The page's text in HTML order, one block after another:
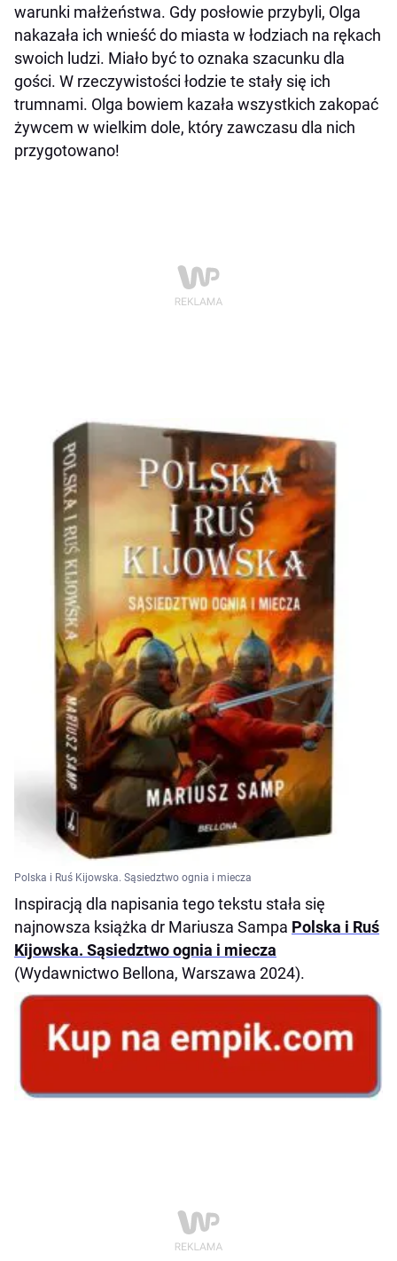
warunki małżeństwa. Gdy posłowie przybyli, Olga
nakazała ich wnieść do miasta w łodziach na rękach
swoich ludzi. Miało być to oznaka szacunku dla
gości. W rzeczywistości łodzie te stały się ich
trumnami. Olga bowiem kazała wszystkich zakopać
żywcem w wielkim dole, który zawczasu dla nich
przygotowano!
Polska i Ruś Kijowska. Sąsiedztwo ognia i miecza
Inspiracją dla napisania tego tekstu stała się
najnowsza książka dr Mariusza Sampa Polska i Ruś
Kijowska. Sąsiedztwo ognia i miecza
(Wydawnictwo Bellona, Warszawa 2024).